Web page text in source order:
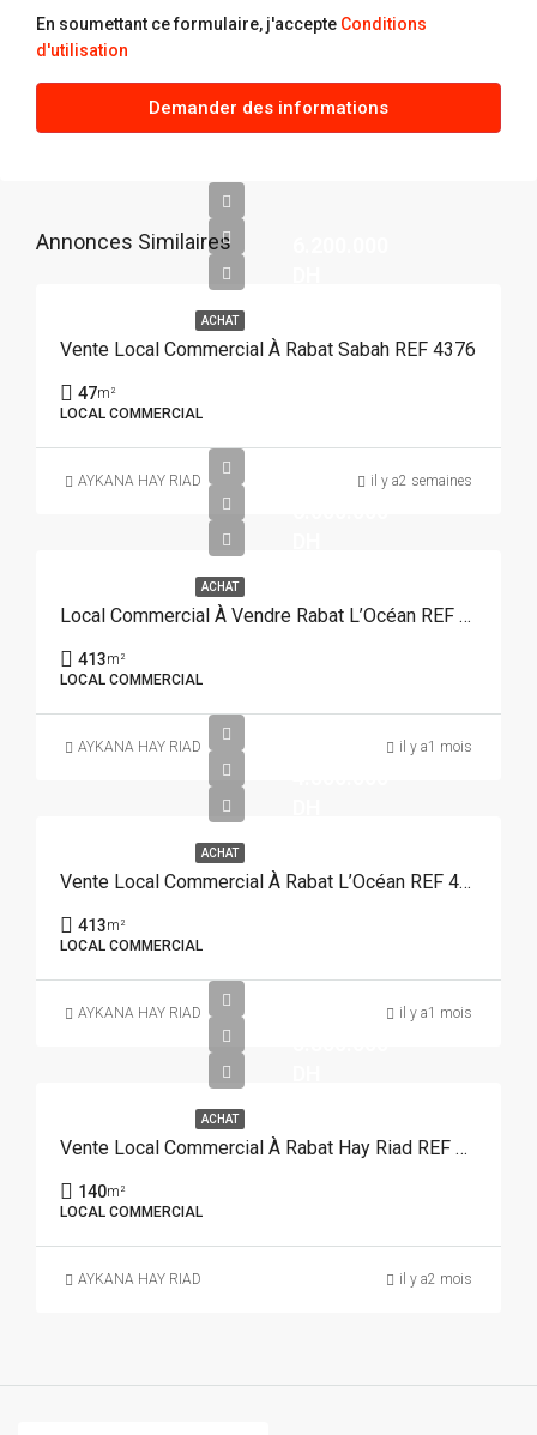
En soumettant ce formulaire, j'accepte Conditions
d'utilisation
Demander des informations
Annonces Similaires
ACHAT
Vente Local Commercial À Rabat Sabah REF 4376
47m²
LOCAL COMMERCIAL
AYKANA HAY RIAD il y a2 semaines
ACHAT
Local Commercial À Vendre Rabat L’Océan REF 4349
413m²
LOCAL COMMERCIAL
AYKANA HAY RIAD il y a1 mois
ACHAT
Vente Local Commercial À Rabat L’Océan REF 4348
413m²
LOCAL COMMERCIAL
AYKANA HAY RIAD il y a1 mois
ACHAT
Vente Local Commercial À Rabat Hay Riad REF 4324
140m²
LOCAL COMMERCIAL
AYKANA HAY RIAD il y a2 mois